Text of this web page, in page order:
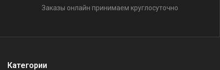
Заказы онлайн принимаем круглосуточно
Категории